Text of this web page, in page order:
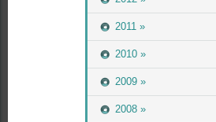
2011 »
2010 »
2009 »
2008 »